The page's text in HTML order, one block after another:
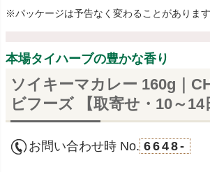
※パッケージは予告なく変わることがあります
本場タイハーブの豊かな香り
ソイキーマカレー 160g｜
ビフーズ 【取寄せ・10～14
お問い合わせ時 No. 6648-